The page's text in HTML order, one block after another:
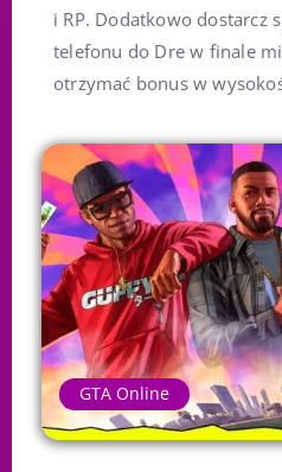
i RP. Dodatkowo dostarcz
telefonu do Dre w finale
otrzymać bonus w
GTA Online